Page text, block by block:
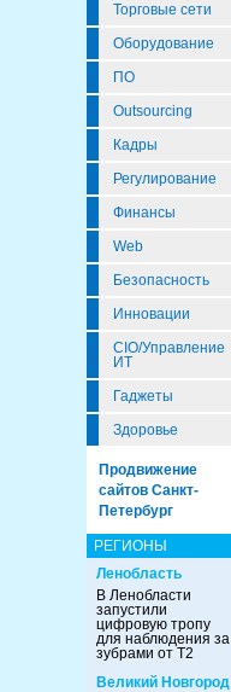
Торговые сети
Оборудование
ПО
Outsourcing
Кадры
Регулирование
Финансы
Web
Безопасность
Инновации
CIO/Управление
ИТ
Гаджеты
Здоровье
Продвижение
сайтов Санкт-
Петербург
РЕГИОНЫ
Ленобласть
В Ленобласти
запустили
цифровую тропу
для наблюдения за
зубрами от Т2
Великий Новгород